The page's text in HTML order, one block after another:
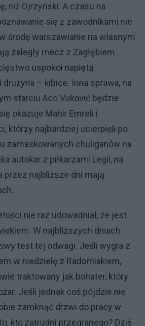
niż Ojrzyński. A czasu na
się z zawodnikami nie
środę warszawianie na własnym
zaległy mecz z Zagłębiem
uspokoi napiętą
– kibice. Inna sprawa, na
starciu Aco Vuković będzie
okazuje Mahir Emreli i
którzy najbardziej ucierpieli po
zamaskowanych chuliganów na
autokar z piłkarzami Legii, na
przez najbliższe dni mają
nie raz udowadniał, że jest
W najbliższych dniach
test tej odwagi. Jeśli wygra z
w niedzielę z Radomiakiem,
traktowany jak bohater, który
Jeśli jednak coś pójdzie nie
zamknąć drzwi do pracy w
kto zatrudni przegranego? Dziś